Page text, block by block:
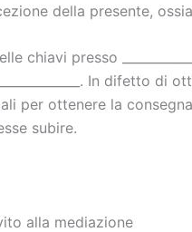
della presente,
chiavi presso
In difetto di
per ottenere la
subire.
alla mediazione